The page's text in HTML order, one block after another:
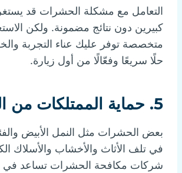
التعامل مع مشكلة الحشرات قد
كبيرين دون نتائج مضمونة. ولكن
متخصصة توفر عليك عناء التجربة
حلًا سريعًا وفعّالًا من أول زيارة.
5. حماية الممتلكات من التلف:-
بعض الحشرات مثل النمل الأبيض
في تلف الأثاث والأخشاب والأسلاك
شركات مكافحة الحشرات تساعد في